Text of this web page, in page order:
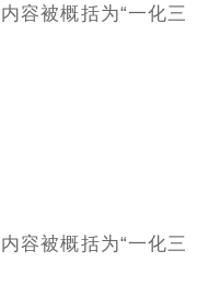
容被概括为“一化三
容被概括为“一化三